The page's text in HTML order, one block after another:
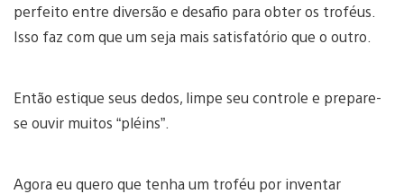
perfeito entre diversão e desafio para obter os troféus.
Isso faz com que um seja mais satisfatório que o outro.
Então estique seus dedos, limpe seu controle e prepare-
se ouvir muitos “pléins”.
Agora eu quero que tenha um troféu por inventar